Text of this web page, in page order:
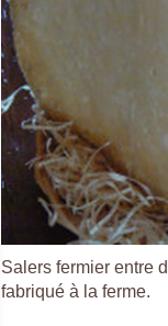
Salers fermier entre
fabriqué à la ferme.